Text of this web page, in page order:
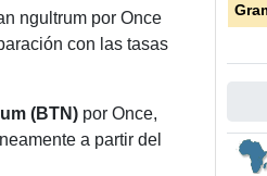
ngultrum por Once
con las tasas
(BTN) por Once,
a partir del